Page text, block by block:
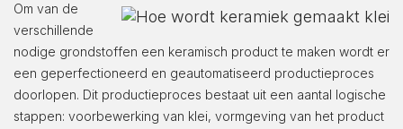
Om van de
verschillende
nodige grondstoffen een keramisch product te maken wordt er
een geperfectioneerd en geautomatiseerd productieproces
doorlopen. Dit productieproces bestaat uit een aantal logische
stappen: voorbewerking van klei, vormgeving van het product